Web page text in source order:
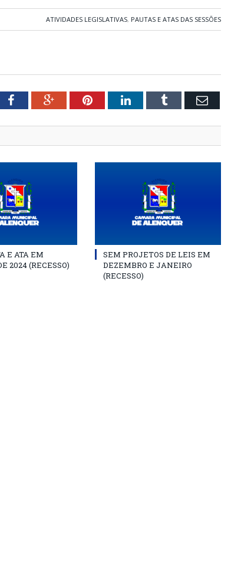
ATIVIDADES LEGISLATIVAS, PAUTAS E ATAS DAS SESSÕES
FacebookGoogle+PinterestLinkedInTumblr Email
E ATA EM
2024 (RECESSO)
SEM PROJETOS DE LEIS EM
DEZEMBRO E JANEIRO
(RECESSO)